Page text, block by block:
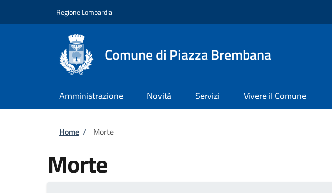
Regione Lombardia
Comune di Piazza Brembana
Amministrazione Novità Servizi Vivere il Comune
Briciole di pane
Home / Morte
Morte